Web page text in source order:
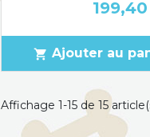
Prix
shopping_cart Ajouter au
Affichage 1-15 de 15